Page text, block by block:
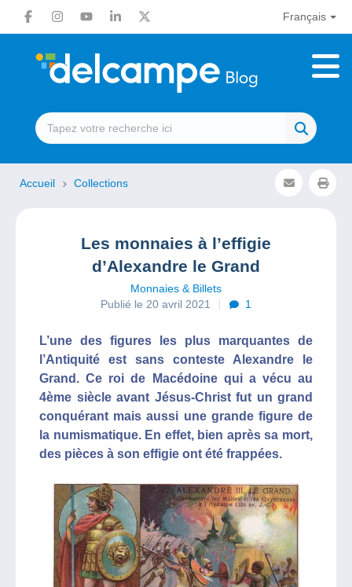
Français
Accueil Collections
Les monnaies à l’effigie
d’Alexandre le Grand
Monnaies & Billets
Publié le 20 avril 2021
1
L’une des figures les plus marquantes de
l’Antiquité est sans conteste Alexandre le
Grand. Ce roi de Macédoine qui a vécu au
4ème siècle avant Jésus-Christ fut un grand
conquérant mais aussi une grande figure de
la numismatique. En effet, bien après sa mort,
des pièces à son effigie ont été frappées.